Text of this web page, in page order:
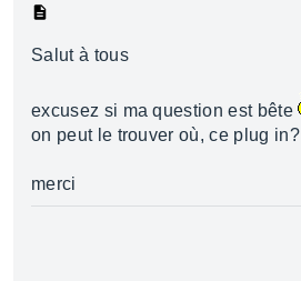
Salut à tous
excusez si ma question est bête
on peut le trouver où, ce plug in?
merci